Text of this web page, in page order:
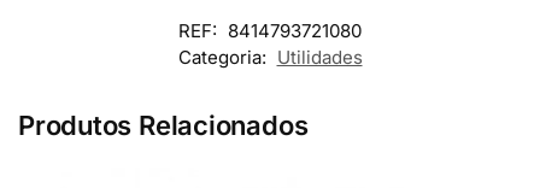
REF: 8414793721080
Categoria: Utilidades
Produtos Relacionados